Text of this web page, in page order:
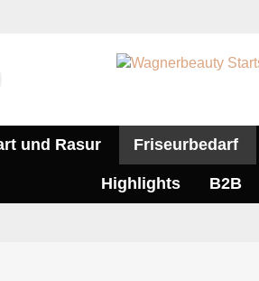
und Rasur Friseurbedarf
Highlights B2B